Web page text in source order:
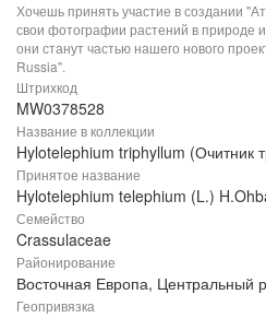
Хочешь принять участие в создании
свои фотографии растений в природе
они станут частью нашего нового
Russia".
Штрихкод
MW0378528
Название в коллекции
Hylotelephium triphyllum (Очитник
Принятое название
Hylotelephium telephium (L.)
Семейство
Crassulaceae
Районирование
Восточная Европа, Центральный
Геопривязка